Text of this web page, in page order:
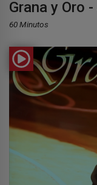
Grana y Oro
60 Minutos